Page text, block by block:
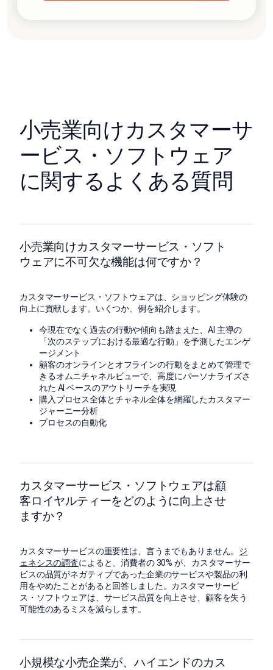
小売業向けカスタマーサ
ービス・ソフトウェア
に関するよくある質問
小売業向けカスタマーサービス・ソフト
ウェアに不可欠な機能は何ですか？
カスタマーサービス・ソフトウェアは、ショッピング体験の
向上に貢献します。いくつか、例を紹介します。
今現在でなく過去の行動や傾向も踏まえた、AI 主導の
「次のステップにおける最適な行動」を予測したエンゲ
ージメント
顧客のオンラインとオフラインの行動をまとめて管理で
きるオムニチャネルビューで、高度にパーソナライズさ
れた AI ベースのアウトリーチを実現
購入プロセス全体とチャネル全体を網羅したカスタマー
ジャーニー分析
プロセスの自動化
カスタマーサービス・ソフトウェアは顧
客ロイヤルティーをどのように向上させ
ますか？
カスタマーサービスの重要性は、言うまでもありません。 ジ
ェネシスの調査によると、消費者の 30% が、カスタマーサー
ビスの品質がネガティブであった企業のサービスや製品の利
用をやめたことがあると回答しました。カスタマーサービ
ス・ソフトウェアは、サービス品質を向上させ、顧客を失う
可能性のあるミスを減らします。
小規模な小売企業が、ハイエンドのカス